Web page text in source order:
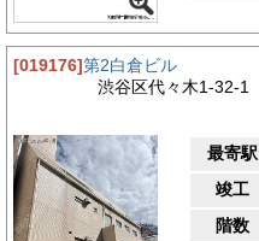
[019176]第2白倉ビル
渋谷区代々木1-32-1
最寄駅
竣工
階数